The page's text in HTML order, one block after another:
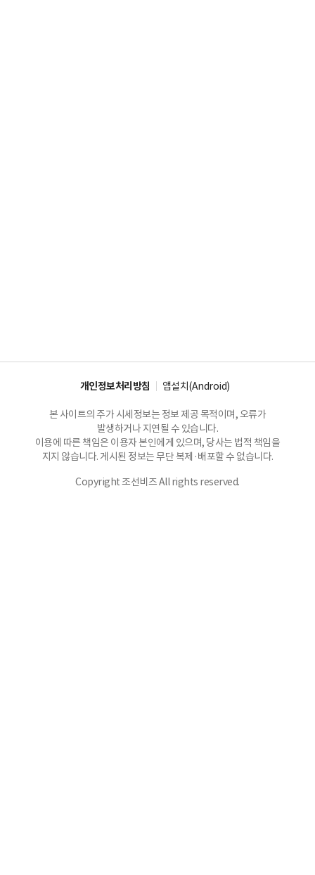
개인정보처리방침 앱설치(Android)
본 사이트의 주가 시세정보는 정보 제공 목적이며, 오류가
발생하거나 지연될 수 있습니다.
이용에 따른 책임은 이용자 본인에게 있으며, 당사는 법적 책임을
지지 않습니다. 게시된 정보는 무단 복제·배포할 수 없습니다.
Copyright 조선비즈 All rights reserved.